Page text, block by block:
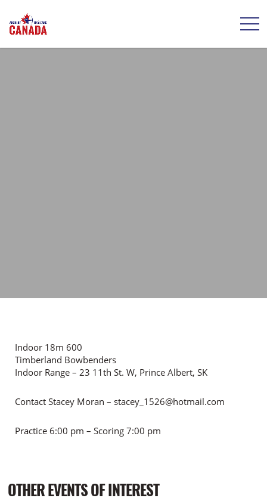
Indoor 18m 600
Timberland Bowbenders
Indoor Range – 23 11th St. W, Prince Albert, SK
Contact Stacey Moran – stacey_1526@hotmail.com
Practice 6:00 pm – Scoring 7:00 pm
OTHER EVENTS OF INTEREST